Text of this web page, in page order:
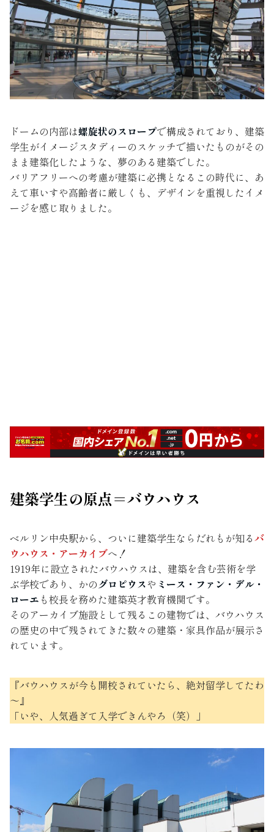
ドームの内部は螺旋状のスロープで構成されており、建築
学生がイメージスタディーのスケッチで描いたものがその
まま建築化したような、夢のある建築でした。
バリアフリーへの考慮が建築に必携となるこの時代に、あ
えて車いすや高齢者に厳しくも、デザインを重視したイメ
ージを感じ取りました。
建築学生の原点＝バウハウス
ベルリン中央駅から、ついに建築学生ならだれもが知るバ
ウハウス・アーカイブへ！
1919年に設立されたバウハウスは、建築を含む芸術を学
ぶ学校であり、かのグロピウスや ミース・ファン・デル・
ローエ も校長を務めた建築英才教育機関です。
そのアーカイブ施設として残るこの建物では、バウハウス
の歴史の中で残されてきた数々の建築・家具作品が展示さ
れています。
『バウハウスが今も開校されていたら、絶対留学してたわ
～』
「いや、人気過ぎて入学できんやろ（笑）」